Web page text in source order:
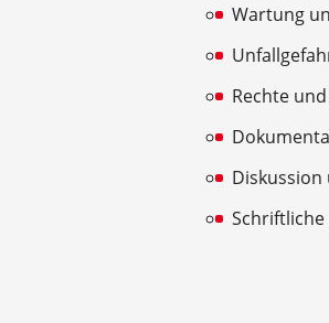
Wartung
Rechte